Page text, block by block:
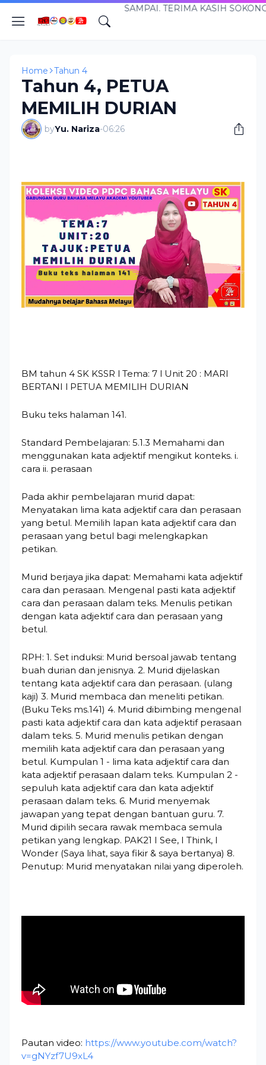
CIKGUNARIZA.COM...SANTAI TAPI SAMPAI. TERIMA
Home Tahun 4
Tahun 4, PETUA
MEMILIH DURIAN
byYu. Nariza-06:26
BM tahun 4 SK KSSR l Tema: 7 l Unit 20 : MARI
BERTANI l PETUA MEMILIH DURIAN
Buku teks halaman 141.
Standard Pembelajaran: 5.1.3 Memahami dan
menggunakan kata adjektif mengikut konteks. i.
cara ii. perasaan
Pada akhir pembelajaran murid dapat:
Menyatakan lima kata adjektif cara dan perasaan
yang betul. Memilih lapan kata adjektif cara dan
perasaan yang betul bagi melengkapkan
petikan.
Murid berjaya jika dapat: Memahami kata adjektif
cara dan perasaan. Mengenal pasti kata adjektif
cara dan perasaan dalam teks. Menulis petikan
dengan kata adjektif cara dan perasaan yang
betul.
RPH: 1. Set induksi: Murid bersoal jawab tentang
buah durian dan jenisnya. 2. Murid dijelaskan
tentang kata adjektif cara dan perasaan. (ulang
kaji) 3. Murid membaca dan meneliti petikan.
(Buku Teks ms.141) 4. Murid dibimbing mengenal
pasti kata adjektif cara dan kata adjektif perasaan
dalam teks. 5. Murid menulis petikan dengan
memilih kata adjektif cara dan perasaan yang
betul. Kumpulan 1 - lima kata adjektif cara dan
kata adjektif perasaan dalam teks. Kumpulan 2 -
sepuluh kata adjektif cara dan kata adjektif
perasaan dalam teks. 6. Murid menyemak
jawapan yang tepat dengan bantuan guru. 7.
Murid dipilih secara rawak membaca semula
petikan yang lengkap. PAK21 I See, I Think, I
Wonder (Saya lihat, saya fikir & saya bertanya) 8.
Penutup: Murid menyatakan nilai yang diperoleh.
Pautan video: https://www.youtube.com/watch?
v=gNYzf7U9xL4